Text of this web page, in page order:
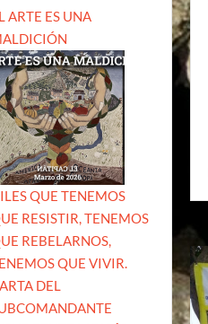
ARTE ES UNA
QUE TENEMOS
RESISTIR, TENEMOS
REBELARNOS,
QUE VIVIR.
DEL